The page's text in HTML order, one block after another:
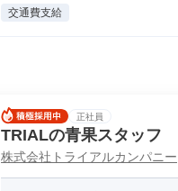
交通費支給
正社員
TRIALの青果スタッフ
株式会社トライアルカンパニー